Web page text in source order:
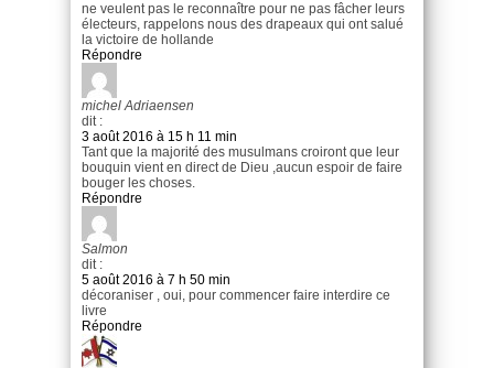
ne veulent pas le reconnaître pour ne pas fâcher leurs
électeurs, rappelons nous des drapeaux qui ont salué
la victoire de hollande
Répondre
michel Adriaensen
dit :
3 août 2016 à 15 h 11 min
Tant que la majorité des musulmans croiront que leur
bouquin vient en direct de Dieu ,aucun espoir de faire
bouger les choses.
Répondre
Salmon
dit :
5 août 2016 à 7 h 50 min
décoraniser , oui, pour commencer faire interdire ce
livre
Répondre